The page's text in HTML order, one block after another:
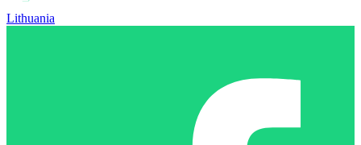
Lithuania